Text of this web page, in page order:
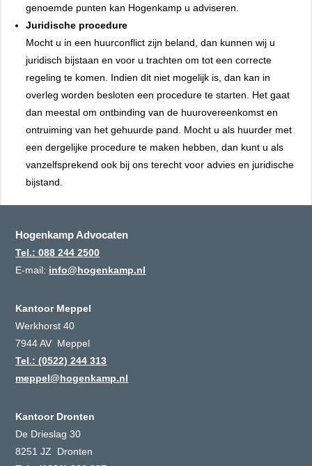
genoemde punten kan Hogenkamp u adviseren.
Juridische procedure
Mocht u in een huurconflict zijn beland, dan kunnen wij u
juridisch bijstaan en voor u trachten om tot een correcte
regeling te komen. Indien dit niet mogelijk is, dan kan in
overleg worden besloten een procedure te starten. Het gaat
dan meestal om ontbinding van de huurovereenkomst en
ontruiming van het gehuurde pand. Mocht u als huurder met
een dergelijke procedure te maken hebben, dan kunt u als
vanzelfsprekend ook bij ons terecht voor advies en juridische
bijstand.
Hogenkamp Advocaten
Tel.: 088 244 2500
E-mail: info@hogenkamp.nl
Kantoor Meppel
Werkhorst 40
7944 AV Meppel
Tel.: (0522) 244 313
meppel@hogenkamp.nl
Kantoor Dronten
De Drieslag 30
8251 JZ Dronten